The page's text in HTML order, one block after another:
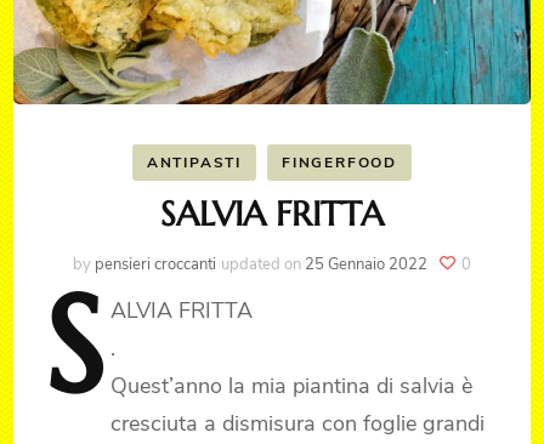
ANTIPASTI FINGERFOOD
SALVIA FRITTA
by pensieri croccanti updated on 25 Gennaio 2022 0
S ALVIA FRITTA
.
Quest’anno la mia piantina di salvia è
cresciuta a dismisura con foglie grandi